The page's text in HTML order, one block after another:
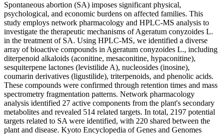
Spontaneous abortion (SA) imposes significant physical,
psychological, and economic burdens on affected families. This
study employs network pharmacology and HPLC-MS analysis to
investigate the therapeutic mechanisms of Ageratum conyzoides L.
in the treatment of SA. Using HPLC-MS, we identified a diverse
array of bioactive compounds in Ageratum conyzoides L., including
diterpenoid alkaloids (aconitine, mesaconitine, hypaconitine),
sesquiterpene lactones (levistilide A), nucleosides (inosine),
coumarin derivatives (ligustilide), triterpenoids, and phenolic acids.
These compounds were confirmed through retention times and mass
spectrometry fragmentation patterns. Network pharmacology
analysis identified 27 active components from the plant's secondary
metabolites and revealed 514 related targets. In total, 2197 potential
targets related to SA were identified, with 220 shared between the
plant and disease. Kyoto Encyclopedia of Genes and Genomes